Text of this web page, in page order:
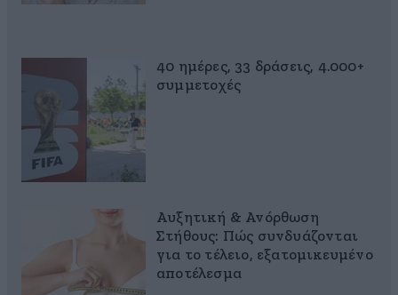
40 ημέρες, 33 δράσεις, 4.000+
συμμετοχές
Αυξητική & Ανόρθωση
Στήθους: Πώς συνδυάζονται
για το τέλειο, εξατομικευμένο
αποτέλεσμα